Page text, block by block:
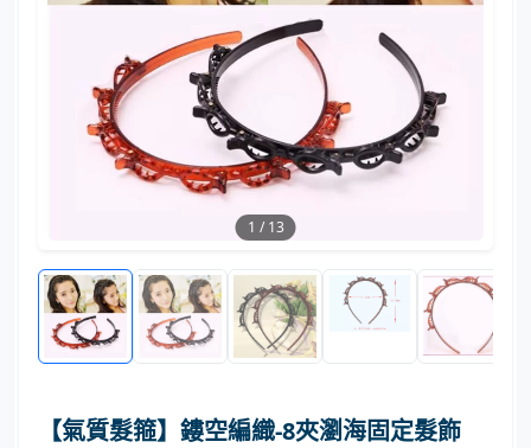
1 /13
【氣質髮箍】鏤空編織-8夾瀏海固定髮飾